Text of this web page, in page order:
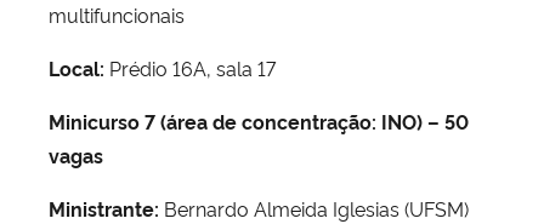
multifuncionais
Local: Prédio 16A, sala 17
Minicurso 7 (área de concentração: INO) – 50
vagas
Ministrante: Bernardo Almeida Iglesias (UFSM)